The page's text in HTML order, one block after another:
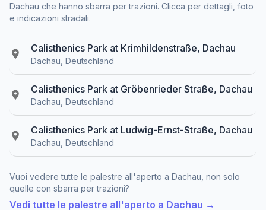
Dachau che hanno sbarra per trazioni. Clicca per dettagli, foto
e indicazioni stradali.
Calisthenics Park at Krimhildenstraße, Dachau
Dachau, Deutschland
Calisthenics Park at Gröbenrieder Straße, Dachau
Dachau, Deutschland
Calisthenics Park at Ludwig-Ernst-Straße, Dachau
Dachau, Deutschland
Vuoi vedere tutte le palestre all'aperto a Dachau, non solo
quelle con sbarra per trazioni?
Vedi tutte le palestre all'aperto a Dachau →